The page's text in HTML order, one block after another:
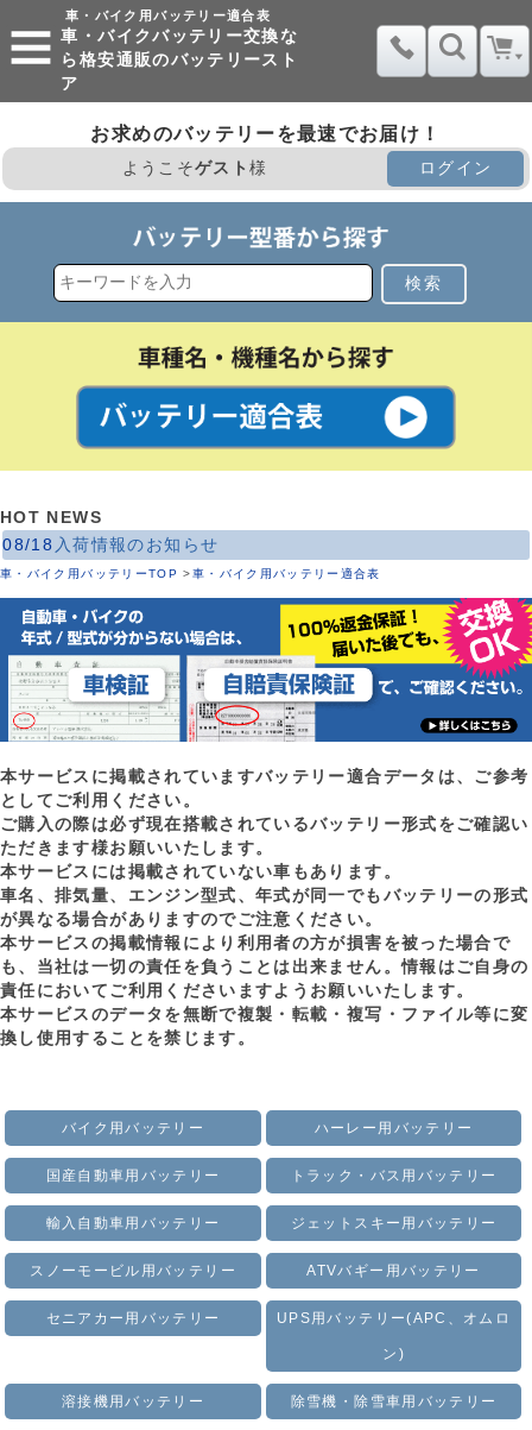
車・バイク用バッテリー適合表
車・バイクバッテリー交換な
ら格安通販のバッテリースト
ア
お求めのバッテリーを最速でお届け！
ようこそゲスト様 ログイン
検索
HOT NEWS
08/18 入荷情報のお知らせ
車・バイク用バッテリーTOP >車・バイク用バッテリー適合表
本サービスに掲載されていますバッテリー適合データは、ご参考
としてご利用ください。
ご購入の際は必ず現在搭載されているバッテリー形式をご確認い
ただきます様お願いいたします。
本サービスには掲載されていない車もあります。
車名、排気量、エンジン型式、年式が同一でもバッテリーの形式
が異なる場合がありますのでご注意ください。
本サービスの掲載情報により利用者の方が損害を被った場合で
も、当社は一切の責任を負うことは出来ません。情報はご自身の
責任においてご利用くださいますようお願いいたします。
本サービスのデータを無断で複製・転載・複写・ファイル等に変
換し使用することを禁じます。
バイク用バッテリー ハーレー用バッテリー
国産自動車用バッテリー トラック・バス用バッテリー
輸入自動車用バッテリー ジェットスキー用バッテリー
スノーモービル用バッテリー ATVバギー用バッテリー
セニアカー用バッテリー UPS用バッテリー(APC、オムロ
ン)
溶接機用バッテリー 除雪機・除雪車用バッテリー